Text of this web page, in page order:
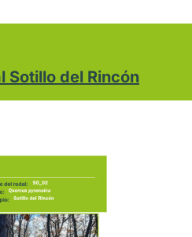
Sotillo del Rincón